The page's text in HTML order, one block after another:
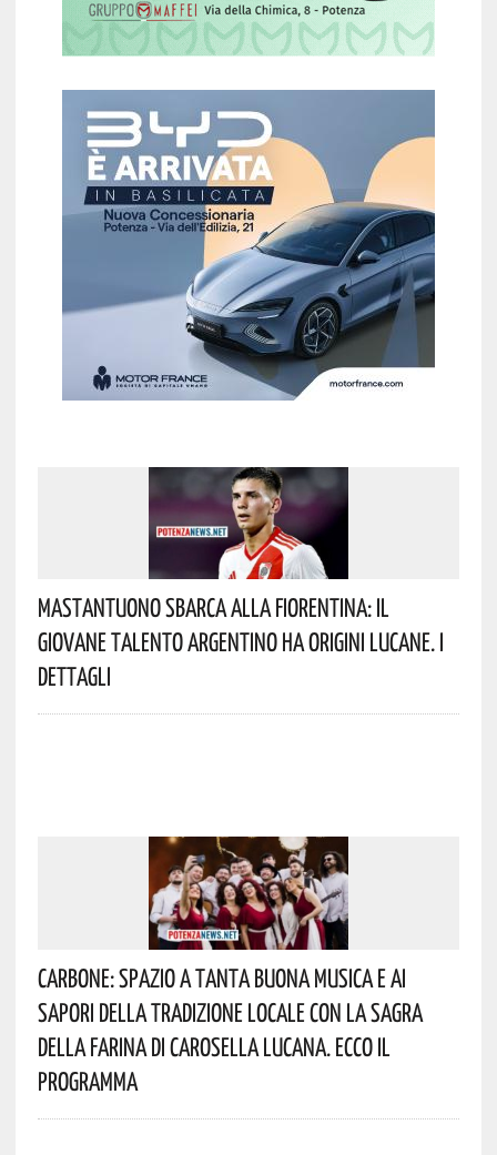
Mastantuono Sbarca Alla Fiorentina: Il
Giovane Talento Argentino Ha Origini Lucane. I
Dettagli
Carbone: Spazio A Tanta Buona Musica E Ai
Sapori Della Tradizione Locale Con La Sagra
Della Farina Di Carosella Lucana. Ecco Il
Programma